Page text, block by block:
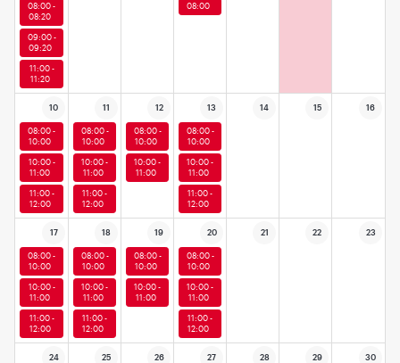
08:00 -
08:20
08:00
09:00 -
09:20
11:00 -
11:20
10 11 12 13 14 15 16
08:00 -
10:00
08:00 -
10:00
08:00 -
10:00
08:00 -
10:00
10:00 -
11:00
10:00 -
11:00
10:00 -
11:00
10:00 -
11:00
11:00 -
12:00
11:00 -
12:00
11:00 -
12:00
17 18 19 20 21 22 23
08:00 -
10:00
08:00 -
10:00
08:00 -
10:00
08:00 -
10:00
10:00 -
11:00
10:00 -
11:00
10:00 -
11:00
10:00 -
11:00
11:00 -
12:00
11:00 -
12:00
11:00 -
12:00
24 25 26 27 28 29 30